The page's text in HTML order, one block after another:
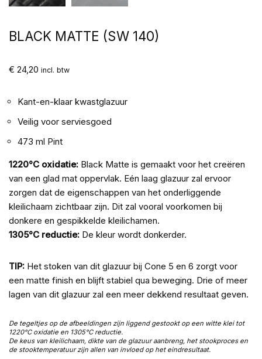
BLACK MATTE (SW 140)
€ 24,20 incl. btw
Kant-en-klaar kwastglazuur
Veilig voor serviesgoed
473 ml Pint
1220°C oxidatie: Black Matte is gemaakt voor het creëren
van een glad mat oppervlak. Eén laag glazuur zal ervoor
zorgen dat de eigenschappen van het onderliggende
kleilichaam zichtbaar zijn. Dit zal vooral voorkomen bij
donkere en gespikkelde kleilichamen.
1305°C reductie: De kleur wordt donkerder.
TIP: Het stoken van dit glazuur bij Cone 5 en 6 zorgt voor
een matte finish en blijft stabiel qua beweging. Drie of meer
lagen van dit glazuur zal een meer dekkend resultaat geven.
De tegeltjes op de afbeeldingen zijn liggend gestookt op een witte klei tot
1220°C oxidatie en 1305°C reductie.
De keus van kleilichaam, dikte van de glazuur aanbreng, het stookproces en
de stooktemperatuur zijn allen van invloed op het eindresultaat.